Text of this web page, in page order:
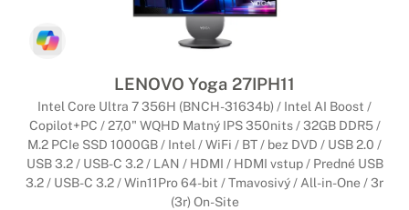
LENOVO Yoga 27IPH11
Intel Core Ultra 7 356H (BNCH-31634b) / Intel AI Boost /
Copilot+PC / 27,0" WQHD Matný IPS 350nits / 32GB DDR5 /
M.2 PCIe SSD 1000GB / Intel / WiFi / BT / bez DVD / USB 2.0 /
USB 3.2 / USB-C 3.2 / LAN / HDMI / HDMI vstup / Predné USB
3.2 / USB-C 3.2 / Win11Pro 64-bit / Tmavosivý / All-in-One / 3r
(3r) On-Site